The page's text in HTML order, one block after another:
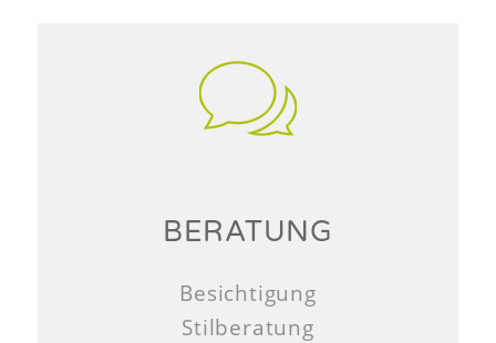
BERATUNG
Besichtigung
Stilberatung